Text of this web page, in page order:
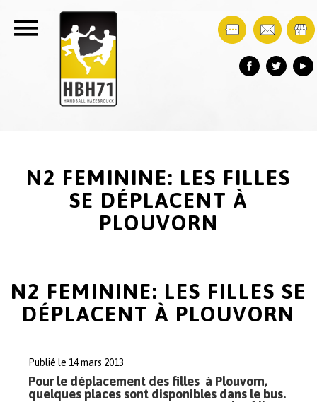
N2 FEMININE: LES FILLES
SE DÉPLACENT À
PLOUVORN
N2 FEMININE: LES FILLES SE
DÉPLACENT À PLOUVORN
Publié le 14 mars 2013
Pour le déplacement des filles à Plouvorn,
quelques places sont disponibles dans le bus.